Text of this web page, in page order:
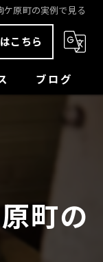
原町の実例で見る
こちら
ブログ
町の